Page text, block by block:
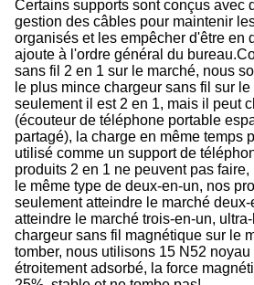
Certains supports sont conçus avec
gestion des câbles pour maintenir
organisés et les empêcher d'être en
ajoute à l'ordre général du bureau.
sans fil 2 en 1 sur le marché, nous
le plus mince chargeur sans fil sur
seulement il est 2 en 1, mais il peut
(écouteur de téléphone portable
partagé), la charge en même temps
utilisé comme un support de
produits 2 en 1 ne peuvent pas faire,
le même type de deux-en-un, nos
seulement atteindre le marché
atteindre le marché trois-en-un,
chargeur sans fil magnétique sur le
tomber, nous utilisons 15 N52
étroitement adsorbé, la force